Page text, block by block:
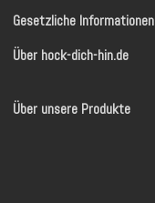
Gesetzliche Informationen
Über hock-dich-hin.de
Über unsere Produkte